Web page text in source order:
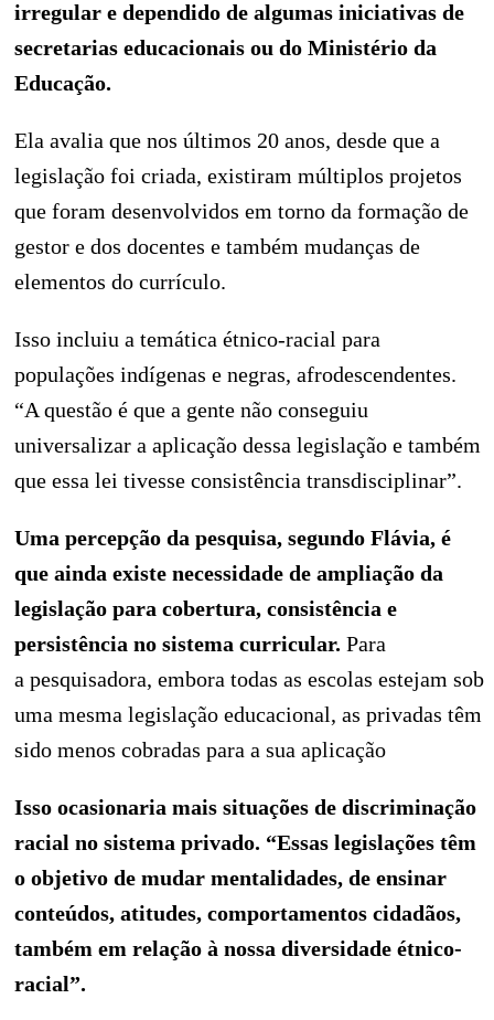
irregular e dependido de algumas iniciativas de
secretarias educacionais ou do Ministério da
Educação.
Ela avalia que nos últimos 20 anos, desde que a
legislação foi criada, existiram múltiplos projetos
que foram desenvolvidos em torno da formação de
gestor e dos docentes e também mudanças de
elementos do currículo.
Isso incluiu a temática étnico-racial para
populações indígenas e negras, afrodescendentes.
“A questão é que a gente não conseguiu
universalizar a aplicação dessa legislação e também
que essa lei tivesse consistência transdisciplinar”.
Uma percepção da pesquisa, segundo Flávia, é
que ainda existe necessidade de ampliação da
legislação para cobertura, consistência e
persistência no sistema curricular. Para
a pesquisadora, embora todas as escolas estejam sob
uma mesma legislação educacional, as privadas têm
sido menos cobradas para a sua aplicação
Isso ocasionaria mais situações de discriminação
racial no sistema privado. “Essas legislações têm
o objetivo de mudar mentalidades, de ensinar
conteúdos, atitudes, comportamentos cidadãos,
também em relação à nossa diversidade étnico-
racial”.